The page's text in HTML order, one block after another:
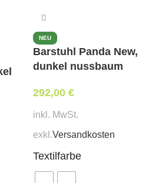
abweichen. Kann auf
werden.
NEU
Barstuhl Panda New,
dunkel nussbaum
292,00 €
inkl. MwSt.
exkl.Versandkosten
Textilfarbe